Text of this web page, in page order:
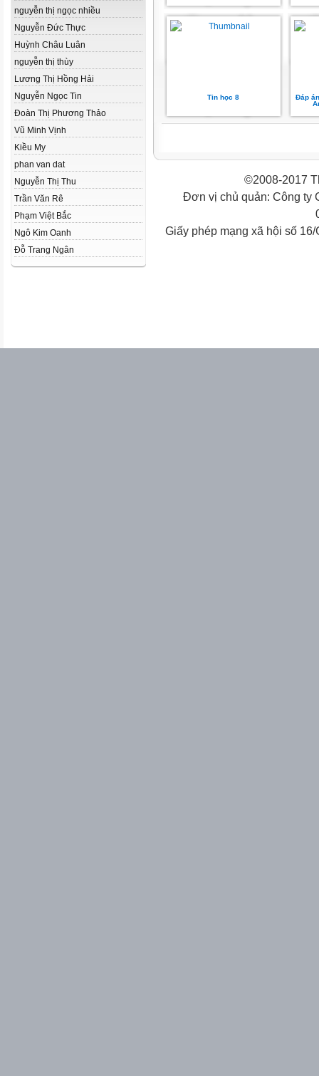
nguyễn thị ngọc nhiều
Nguyễn Đức Thực
Huỳnh Châu Luân
nguyễn thị thùy
Lương Thị Hồng Hải
Nguyễn Ngọc Tin
Đoàn Thị Phương Thảo
Vũ Minh Vịnh
Kiều My
phan van dat
Nguyễn Thị Thu
Trần Văn Rê
Phạm Việt Bắc
Ngô Kim Oanh
Đỗ Trang Ngân
Tin học 8
Đáp
©2008-2017
Đơn vị chủ quản: Công ty
Giấy phép mạng xã hội số